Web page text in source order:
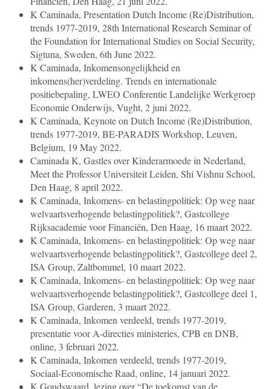
K Caminada, Presentation Dutch Income (Re)Distribution,
trends 1977-2019, 28th International Research Seminar of
the Foundation for International Studies on Social Security,
Sigtuna, Sweden, 6th June 2022.
K Caminada, Inkomensongelijkheid en
inkomens(her)verdeling. Trends en internationale
positiebepaling, LWEO Conferentie Landelijke Werkgroep
Economie Onderwijs, Vught, 2 juni 2022.
K Caminada, Keynote on Dutch Income (Re)Distribution,
trends 1977-2019, BE-PARADIS Workshop, Leuven,
Belgium, 19 May 2022.
Caminada K, Gastles over Kinderarmoede in Nederland,
Meet the Professor Universiteit Leiden, Shi Vishnu School,
Den Haag, 8 april 2022.
K Caminada, Inkomens- en belastingpolitiek: Op weg naar
welvaartsverhogende belastingpolitiek?, Gastcollege
Rijksacademie voor Financiën, Den Haag, 16 maart 2022.
K Caminada, Inkomens- en belastingpolitiek: Op weg naar
welvaartsverhogende belastingpolitiek?, Gastcollege deel 2,
ISA Group, Zaltbommel, 10 maart 2022.
K Caminada, Inkomens- en belastingpolitiek: Op weg naar
welvaartsverhogende belastingpolitiek?, Gastcollege deel 1,
ISA Group, Garderen, 3 maart 2022.
K Caminada, Inkomen verdeeld, trends 1977-2019,
presentatie voor A-directies ministeries, CPB en DNB,
online, 3 februari 2022.
K Caminada, Inkomen verdeeld, trends 1977-2019,
Sociaal-Economische Raad, online, 14 januari 2022.